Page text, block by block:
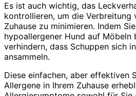
Es ist auch wichtig, das
kontrollieren, um die Verbreitung
Zuhause zu minimieren. Indem
hypoallergener Hund auf Möbeln
verhindern, dass Schuppen sich
ansammeln.
Diese einfachen, aber effektiven
Allergene in Ihrem Zuhause